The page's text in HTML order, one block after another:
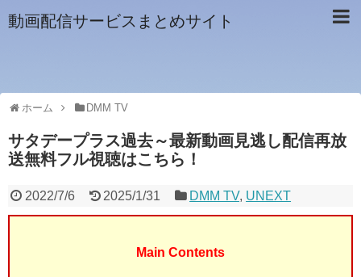
動画配信サービスまとめサイト
ホーム DMM TV
サタデープラス過去～最新動画見逃し配信再放
送無料フル視聴はこちら！
2022/7/6 2025/1/31 DMM TV, UNEXT
Main Contents